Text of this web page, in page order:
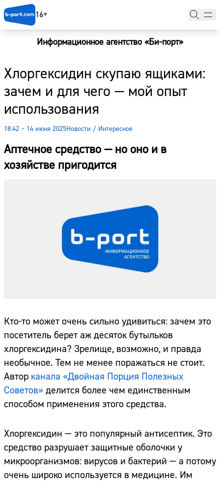
16+
Информационное агентство «Би-порт»
Хлоргексидин скупаю ящиками:
зачем и для чего — мой опыт
использования
18:42 – 14 июня 2025Новости / Интересное
Аптечное средство — но оно и в
хозяйстве пригодится
Кто-то может очень сильно удивиться: зачем это
посетитель берет аж десяток бутыльков
хлоргексидина? Зрелище, возможно, и правда
необычное. Тем не менее поражаться не стоит.
Автор канала «Двойная Порция Полезных
Советов» делится более чем единственным
способом применения этого средства.
Хлоргексидин — это популярный антисептик. Это
средство разрушает защитные оболочки у
микроорганизмов: вирусов и бактерий — а потому
очень широко используется в медицине. Им
Новости
Наши гости
Фоторепортажи
Погода
Курсы валют